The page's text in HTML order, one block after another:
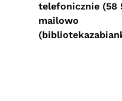
telefonicznie (58
mailowo
(